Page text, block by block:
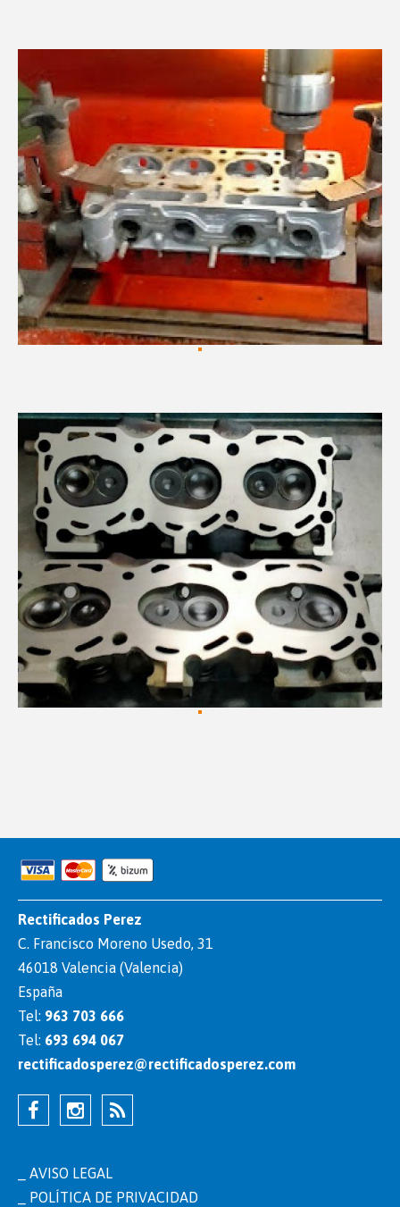
Rectificados Perez
C. Francisco Moreno Usedo, 31
46018 Valencia (Valencia)
España
Tel: 963 703 666
Tel: 693 694 067
rectificadosperez@rectificadosperez.com
AVISO LEGAL
POLÍTICA DE PRIVACIDAD